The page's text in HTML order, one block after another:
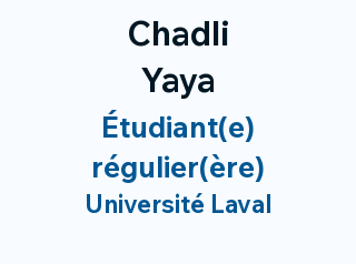
Chadli
Yaya
Étudiant(e)
régulier(ère)
Université Laval